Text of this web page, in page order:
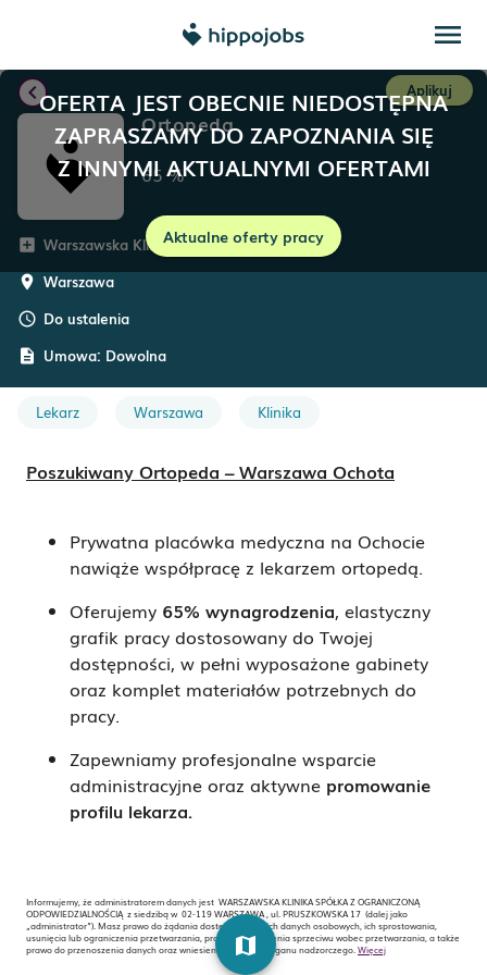
menu
OFERTA JEST OBECNIE NIEDOSTĘPNA
ZAPRASZAMY DO ZAPOZNANIA SIĘ
Z INNYMI AKTUALNYMI OFERTAMI
Aktualne oferty pracy
chevron_left Aplikuj
Ortopeda
65%
add_box Warszawska Klinika
room Warszawa
schedule Do ustalenia
description Umowa: Dowolna
Lekarz Warszawa Klinika
Poszukiwany Ortopeda – Warszawa Ochota
Prywatna placówka medyczna na Ochocie
nawiąże współpracę z lekarzem ortopedą.
Oferujemy 65% wynagrodzenia, elastyczny
grafik pracy dostosowany do Twojej
dostępności, w pełni wyposażone gabinety
oraz komplet materiałów potrzebnych do
pracy.
Zapewniamy profesjonalne wsparcie
administracyjne oraz aktywne promowanie
profilu lekarza.
Informujemy, że administratorem danych jest WARSZAWSKA KLINIKA SPÓŁKA Z OGRANICZONĄ
ODPOWIEDZIALNOŚCIĄ z siedzibą w 02-119 WARSZAWA , ul. PRUSZKOWSKA 17 (dalej jako
„administrator”). Masz prawo do żądania dostępu do swoich danych osobowych, ich sprostowania,
usunięcia lub ograniczenia przetwarzania, prawo do wniesienia sprzeciwu wobec przetwarzania, a także
prawo do przenoszenia danych oraz wniesienia skargi do organu nadzorczego. Więcej
map